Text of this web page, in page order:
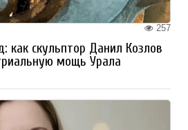
257
как скульптор Данил Козлов
мощь Урала